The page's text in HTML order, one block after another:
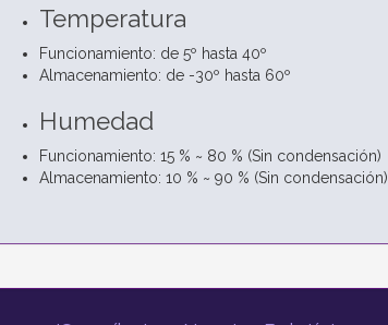
Temperatura
Funcionamiento: de 5º hasta 40º
Almacenamiento: de -30º hasta 60º
Humedad
Funcionamiento: 15 % ~ 80 % (Sin condensación)
Almacenamiento: 10 % ~ 90 % (Sin condensación)